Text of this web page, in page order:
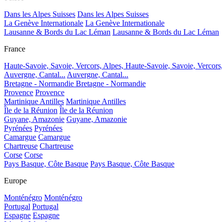
Dans les Alpes Suisses Dans les Alpes Suisses
La Genève Internationale La Genève Internationale
Lausanne & Bords du Lac Léman Lausanne & Bords du Lac Léman
France
Haute-Savoie, Savoie, Vercors, Alpes, Haute-Savoie, Savoie,
Auvergne, Cantal... Auvergne, Cantal...
Bretagne - Normandie Bretagne - Normandie
Provence Provence
Martinique Antilles Martinique Antilles
Île de la Réunion Île de la Réunion
Guyane, Amazonie Guyane, Amazonie
Pyrénées Pyrénées
Camargue Camargue
Chartreuse Chartreuse
Corse Corse
Pays Basque, Côte Basque Pays Basque, Côte Basque
Europe
Monténégro Monténégro
Portugal Portugal
Espagne Espagne